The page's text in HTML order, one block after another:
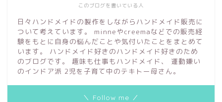
このブログを書いている人
日々ハンドメイドの製作をしながらハンドメイド販売に
ついて考えています。 minneやcreemaなどでの販売経
験をもとに自身の悩んだことや気付いたことをまとめて
います。 ハンドメイド好きのハンドメイド好きのため
のブログです。 趣味も仕事もハンドメイド、 運動嫌い
のインドア派 2児を子育て中のテキトー母さん。
＼ Follow me ／